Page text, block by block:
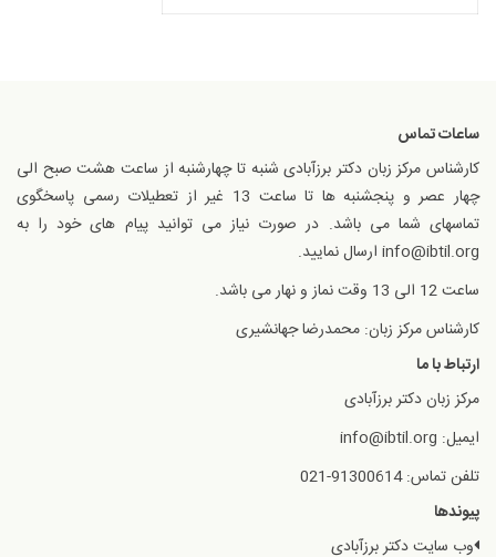
ساعات تماس
کارشناس مرکز زبان دکتر برزآبادی شنبه تا چهارشنبه از ساعت هشت صبح الی
چهار عصر و پنجشنبه ها تا ساعت 13 غیر از تعطیلات رسمی پاسخگوی
تماسهای شما می باشد. در صورت نیاز می توانید پیام های خود را به
info@ibtil.org ارسال نمایید.
ساعت 12 الی 13 وقت نماز و نهار می باشد.
کارشناس مرکز زبان: محمدرضا جهانشیری
ارتباط با ما
مرکز زبان دکتر برزآبادی
ایمیل: info@ibtil.org
تلفن تماس: 91300614-021
پیوندها
وب سایت دکتر برزآبادی